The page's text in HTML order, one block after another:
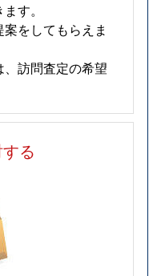
す。
をしてもらえま
訪問査定の希望
る